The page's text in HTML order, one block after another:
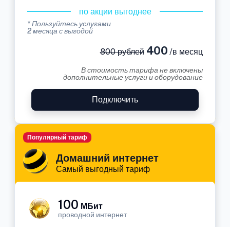
по акции выгоднее
* Пользуйтесь услугами
2 месяца с выгодой
800 рублей400 /в месяц
В стоимость тарифа не включены
дополнительные услуги и оборудование
Подключить
Домашний интернет
Самый выгодный тариф
Популярный тариф
100 МБит
проводной интернет